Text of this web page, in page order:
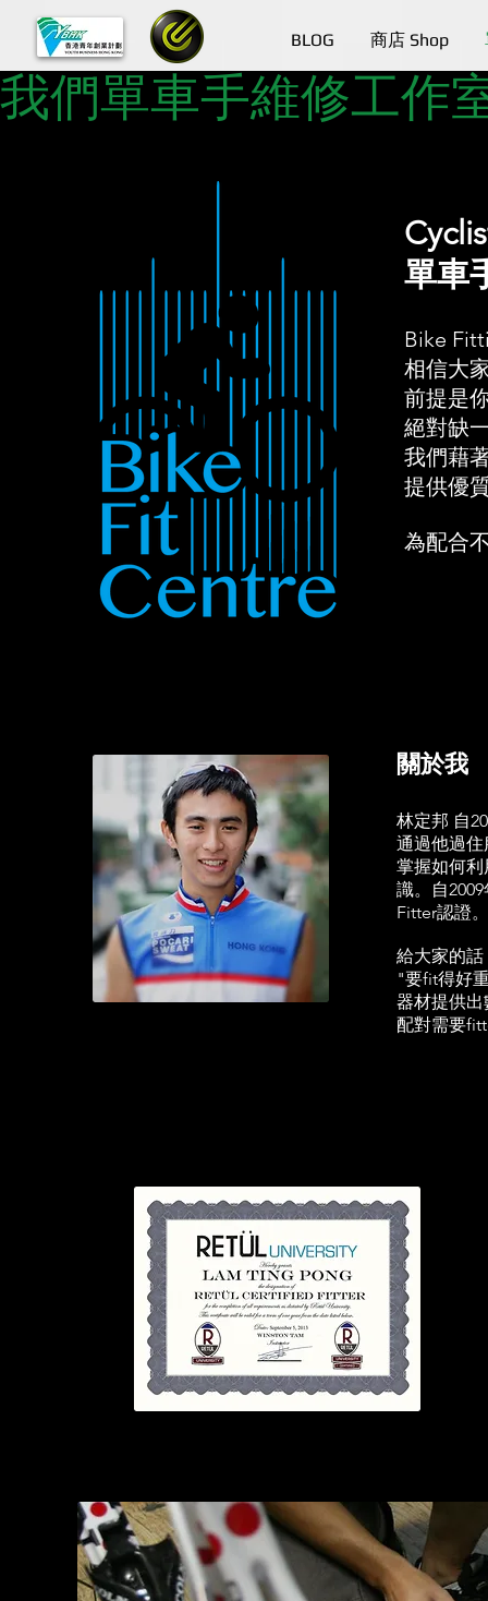
BLOG 商店 Shop
我們單車手維修工作
單車
Bike
相信大
前提是
絕對缺
我們藉
提供優
為配合
關於我
林定邦 自
通過他過
掌握如何
識。自
Fitter認證。
給大家的話
"要fit得好
器材提供
配對需要